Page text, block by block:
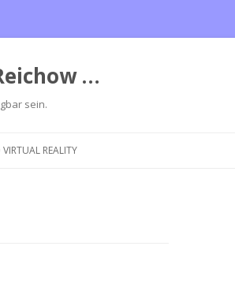
…
sein.
Inhalt
REALITY